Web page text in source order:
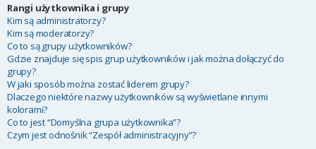
Rangi użytkownika i grupy
Kim są administratorzy?
Kim są moderatorzy?
Co to są grupy użytkowników?
Gdzie znajduje się spis grup użytkowników i jak można dołączyć do
grupy?
W jaki sposób można zostać liderem grupy?
Dlaczego niektóre nazwy użytkowników są wyświetlane innymi
kolorami?
Co to jest “Domyślna grupa użytkownika”?
Czym jest odnośnik “Zespół administracyjny”?